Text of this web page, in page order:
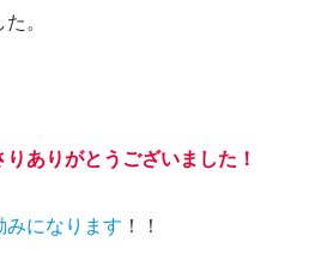
。
ありがとうございました！
みになります ！！